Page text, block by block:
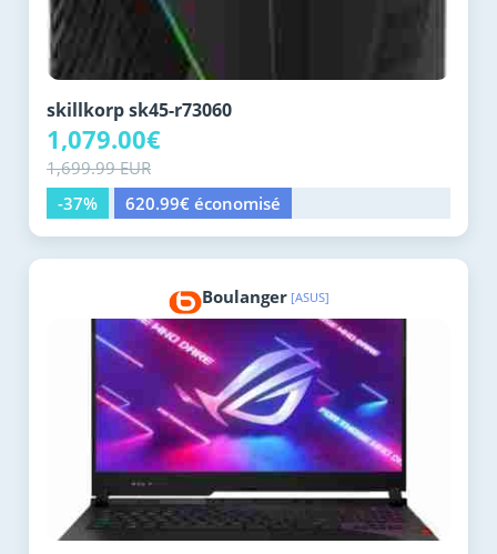
skillkorp sk45-r73060
1,079.00€
1,699.99 EUR
-37%
620.99€ économisé
Boulanger [ASUS]